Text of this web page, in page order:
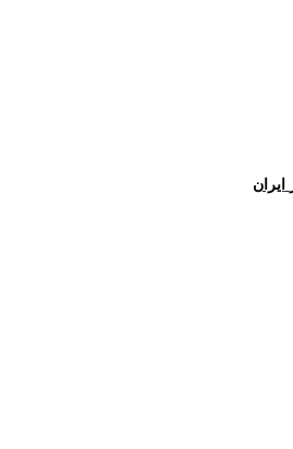
ایران